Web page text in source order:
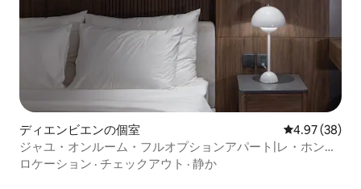
ディエンビエンの個室 レビュー38
4.97 (38)
ジャユ・オンルーム・フルオプションアパート|レ・ホン・
フォン通り
ロケーション · チェックアウト · 静か